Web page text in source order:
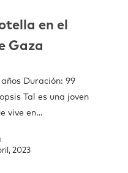
en el
Gaza
años Duración: 99
Tal es una joven
vive en…
2023